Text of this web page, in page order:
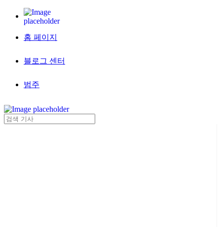
홈 페이지
블로그 센터
범주